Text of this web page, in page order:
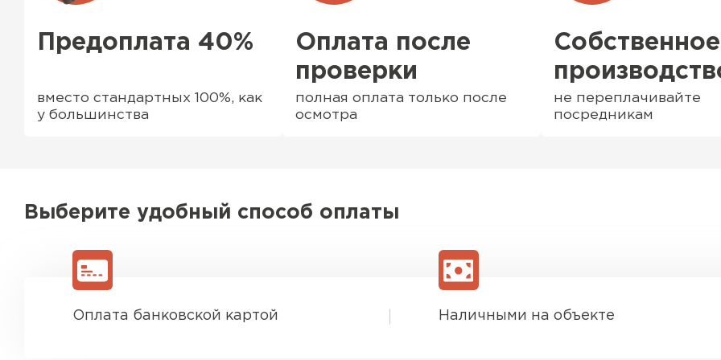
Предоплата 40%
вместо стандартных 100%, как
у большинства
Оплата после
проверки
полная оплата только после
осмотра
Собственное
не переплачивайте
посредникам
Выберите удобный способ оплаты
Оплата банковской картой Наличными на объекте